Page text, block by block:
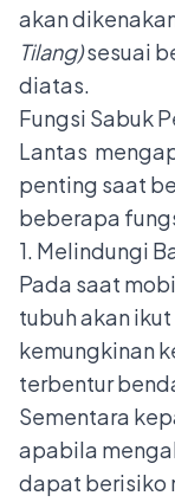
akan
Tilang)sesuai
diatas.
Fungsi Sabuk
Lantas
penting saat
beberapa
1. Melindungi
Pada saat
tubuh akan
kemungkinan
terbentur
Sementara
apabila
dapat berisiko